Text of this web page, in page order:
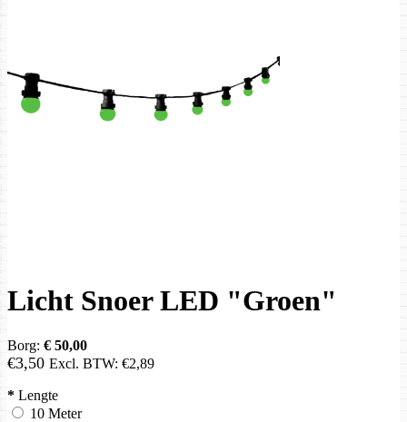
Licht Snoer LED "Groen"
Borg: € 50,00
€3,50 Excl. BTW: €2,89
* Lengte
10 Meter